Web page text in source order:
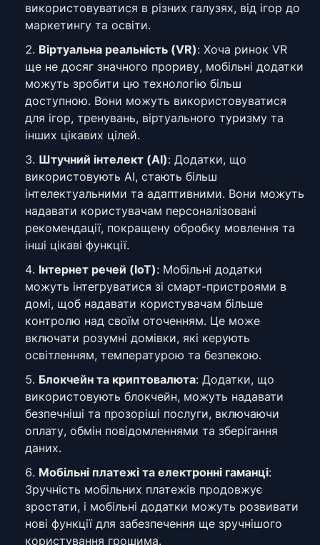
використовуватися в різних галузях, від ігор до
маркетингу та освіти.
Віртуальна реальність (VR): Хоча ринок VR
ще не досяг значного прориву, мобільні додатки
можуть зробити цю технологію більш
доступною. Вони можуть використовуватися
для ігор, тренувань, віртуального туризму та
інших цікавих цілей.
Штучний інтелект (AI): Додатки, що
використовують AI, стають більш
інтелектуальними та адаптивними. Вони можуть
надавати користувачам персоналізовані
рекомендації, покращену обробку мовлення та
інші цікаві функції.
Інтернет речей (IoT): Мобільні додатки
можуть інтегруватися зі смарт-пристроями в
домі, щоб надавати користувачам більше
контролю над своїм оточенням. Це може
включати розумні домівки, які керують
освітленням, температурою та безпекою.
Блокчейн та криптовалюта: Додатки, що
використовують блокчейн, можуть надавати
безпечніші та прозоріші послуги, включаючи
оплату, обмін повідомленнями та зберігання
даних.
Мобільні платежі та електронні гаманці:
Зручність мобільних платежів продовжує
зростати, і мобільні додатки можуть розвивати
нові функції для забезпечення ще зручнішого
користування грошима.